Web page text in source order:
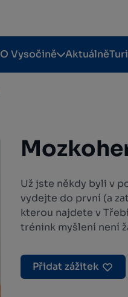
O Vysočině Aktuálně
Už jste někdy byli v
vydejte do první (a
kterou najdete v
trénink myšlení není
Přidat zážitek